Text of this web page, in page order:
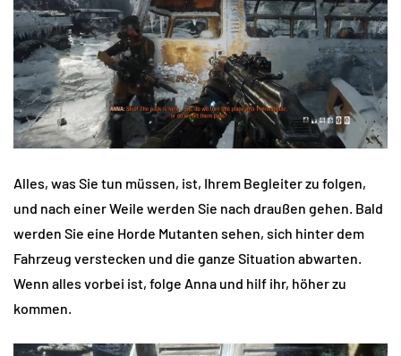
Alles, was Sie tun müssen, ist, Ihrem Begleiter zu folgen,
und nach einer Weile werden Sie nach draußen gehen. Bald
werden Sie eine Horde Mutanten sehen, sich hinter dem
Fahrzeug verstecken und die ganze Situation abwarten.
Wenn alles vorbei ist, folge Anna und hilf ihr, höher zu
kommen.